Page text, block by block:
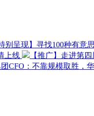
特别呈现】寻找100种有意
上线
【推广】走进第
团CFO：不靠规模取胜，